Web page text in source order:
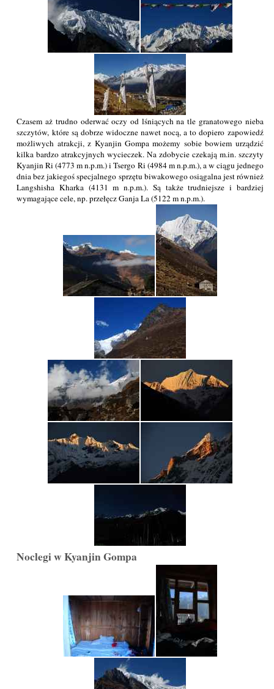
Czasem aż trudno oderwać oczy od lśniących na tle granatowego nieba
szczytów, które są dobrze widoczne nawet nocą, a to dopiero zapowiedź
możliwych atrakcji, z Kyanjin Gompa możemy sobie bowiem urządzić
kilka bardzo atrakcyjnych wycieczek. Na zdobycie czekają m.in. szczyty
Kyanjin Ri (4773 m n.p.m.) i Tsergo Ri (4984 m n.p.m.), a w ciągu jednego
dnia bez jakiegoś specjalnego sprzętu biwakowego osiągalna jest również
Langshisha Kharka (4131 m n.p.m.). Są także trudniejsze i bardziej
wymagające cele, np. przełęcz Ganja La (5122 m n.p.m.).
Noclegi w Kyanjin Gompa